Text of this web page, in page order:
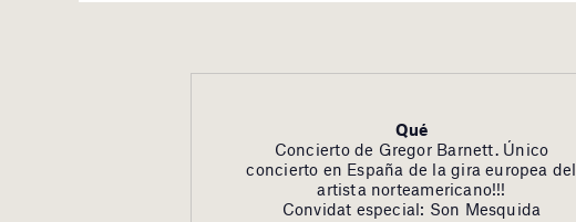
Qué
Concierto de Gregor Barnett. Único
concierto en España de la gira europea del
artista norteamericano!!!
Convidat especial: Son Mesquida